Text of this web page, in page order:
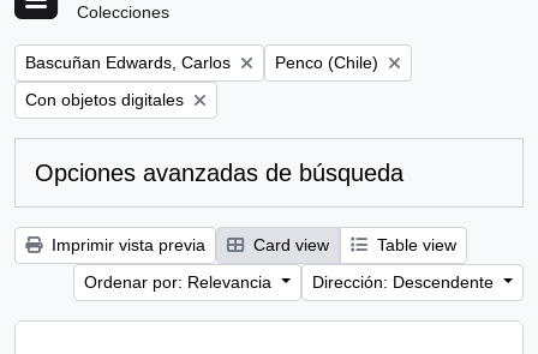
Colecciones
Remove filter:
Bascuñan Edwards, Carlos Remove filter:
Penco (Chile)
Remove filter:
Con objetos digitales
Opciones avanzadas de búsqueda
Imprimir vista previa Card view
Table view
Ordenar por: Relevancia
Dirección: Descendente